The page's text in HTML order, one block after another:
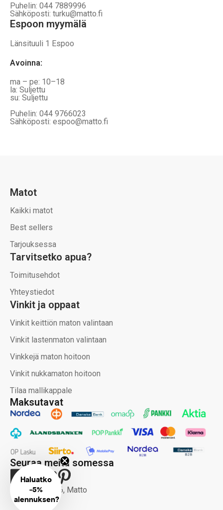
Puhelin: 044 7889996
Sähköposti: turku@matto.fi
Espoon myymälä
Länsituuli 1 Espoo
Avoinna:
ma – pe: 10–18
la: Suljettu
su: Suljettu
Puhelin: 044 9766023
Sähköposti: espoo@matto.fi
Maksutavat
Seuraa meitä somessa
Copyright 2026, Matto
Matot
Kaikki matot
Best sellers
Tarjouksessa
Tarvitsetko apua?
Toimitusehdot
Yhteystiedot
Vinkit ja oppaat
Vinkit keittiön maton valintaan
Vinkit lastenmaton valintaan
Vinkkejä maton hoitoon
Vinkit nukkamaton hoitoon
Tilaa mallikappale
Haluatko
-5%
alennuksen?